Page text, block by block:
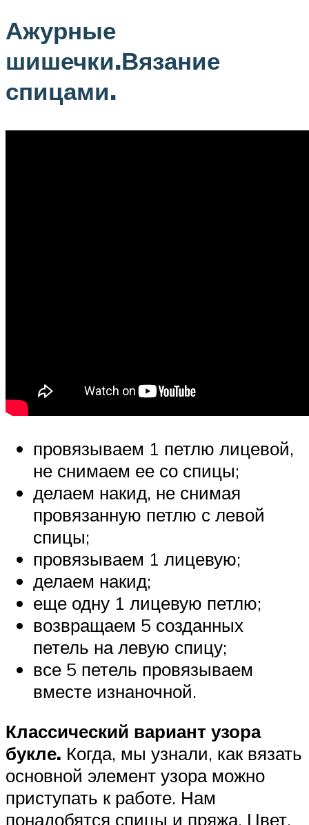
Ажурные
шишечки.Вязание
спицами.
провязываем 1 петлю лицевой,
не снимаем ее со спицы;
делаем накид, не снимая
провязанную петлю с левой
спицы;
провязываем 1 лицевую;
делаем накид;
еще одну 1 лицевую петлю;
возвращаем 5 созданных
петель на левую спицу;
все 5 петель провязываем
вместе изнаночной.
Классический вариант узора
букле. Когда, мы узнали, как вязать
основной элемент узора можно
приступать к работе. Нам
понадобятся спицы и пряжа. Цвет,